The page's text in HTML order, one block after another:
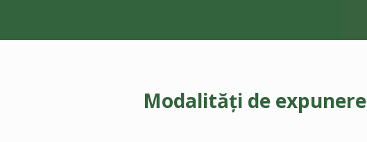
Modalități de expunere